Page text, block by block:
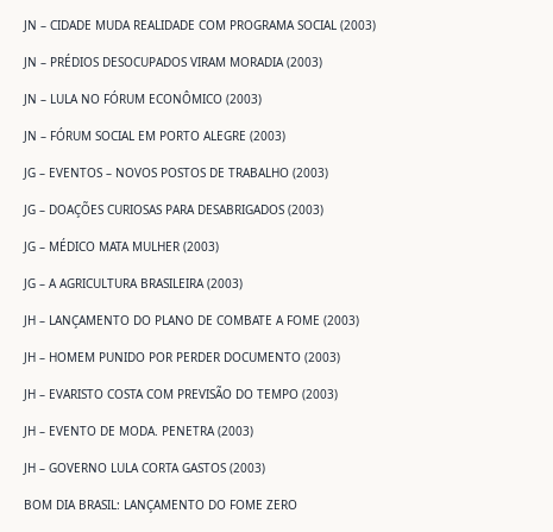
JN – CIDADE MUDA REALIDADE COM PROGRAMA SOCIAL (2003)
JN – PRÉDIOS DESOCUPADOS VIRAM MORADIA (2003)
JN – LULA NO FÓRUM ECONÔMICO (2003)
JN – FÓRUM SOCIAL EM PORTO ALEGRE (2003)
JG – EVENTOS – NOVOS POSTOS DE TRABALHO (2003)
JG – DOAÇÕES CURIOSAS PARA DESABRIGADOS (2003)
JG – MÉDICO MATA MULHER (2003)
JG – A AGRICULTURA BRASILEIRA (2003)
JH – LANÇAMENTO DO PLANO DE COMBATE A FOME (2003)
JH – HOMEM PUNIDO POR PERDER DOCUMENTO (2003)
JH – EVARISTO COSTA COM PREVISÃO DO TEMPO (2003)
JH – EVENTO DE MODA. PENETRA (2003)
JH – GOVERNO LULA CORTA GASTOS (2003)
BOM DIA BRASIL: LANÇAMENTO DO FOME ZERO